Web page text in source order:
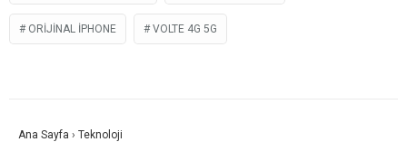
ORIJINAL IPHONE VOLTE 4G 5G
Ana Sayfa › Teknoloji